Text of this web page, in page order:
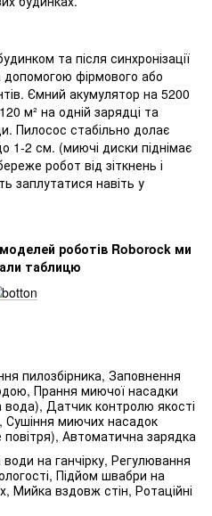
та після синхронізації
фірмового або
Ємний акумулятор на 5200
м² на одній зарядці та
Пилосос стабільно долає
1-2 см. (миючі диски піднімає
робот від зіткнень і
заплутатися навіть у
роботів Roborock ми
таблицю
пилозбірника, Заповнення
Прання миючої насадки
вода), Датчик контролю якості
Сушіння миючих насадок
повітря), Автоматична зарядка
на ганчірку, Регулювання
Підйом швабри на
Мийка вздовж стін, Ротаційні